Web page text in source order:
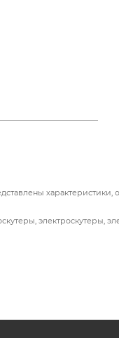
электроскутеры,